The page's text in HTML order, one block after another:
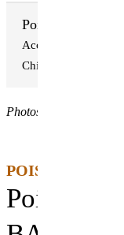
Pois
Accueil
Chiche
Photos non
POIS
Pois